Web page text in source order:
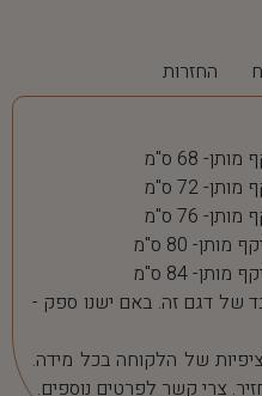
החזרות
של דגם זה. באם ישנו ספק -
של הלקוחה בכל מידה.
צרי קשר לפרטים נוספים.